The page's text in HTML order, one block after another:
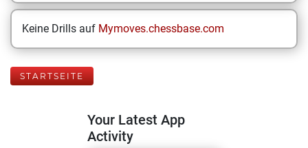
Keine Drills auf Mymoves.chessbase.com
STARTSEITE
Your Latest App
Activity